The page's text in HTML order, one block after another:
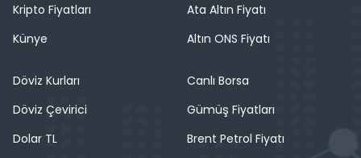
Kripto Fiyatları
Künye
Ata Altın Fiyatı
Altın ONS Fiyatı
Döviz Kurları
Döviz Çevirici
Dolar TL
Canlı Borsa
Gümüş Fiyatları
Brent Petrol Fiyatı